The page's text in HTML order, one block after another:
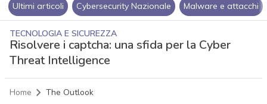
Ultimi articoli Cybersecurity Nazionale Malware e attacchi
TECNOLOGIA E SICUREZZA
Risolvere i captcha: una sfida per la Cyber
Threat Intelligence
Home The Outlook